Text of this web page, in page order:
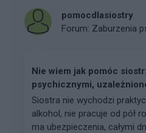
pomocdlasiostry
Forum: Zaburzenia
Nie wiem jak pomóc
psychicznymi,
Siostra nie wychodzi
alkohol, nie pracuje od pół
ma ubezpieczenia, całymi